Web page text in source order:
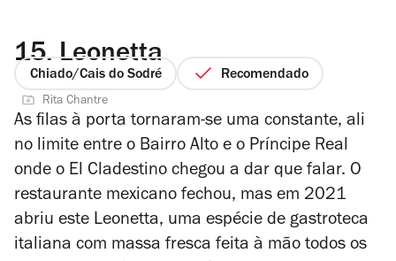
15. Leonetta
Chiado/Cais do Sodré Recomendado
Rita Chantre
As filas à porta tornaram-se uma constante, ali
no limite entre o Bairro Alto e o Príncipe Real
onde o El Cladestino chegou a dar que falar. O
restaurante mexicano fechou, mas em 2021
abriu este Leonetta, uma espécie de gastroteca
italiana com massa fresca feita à mão todos os